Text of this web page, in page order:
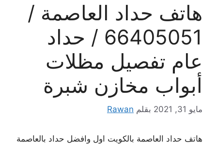
هاتف حداد العاصمة /
66405051 / حداد
عام تفصيل مظلات
أبواب مخازن شبرة
مايو 31, 2021 بقلم Rawan
هاتف حداد العاصمة بالكويت اول وافضل حداد بالعاصمة